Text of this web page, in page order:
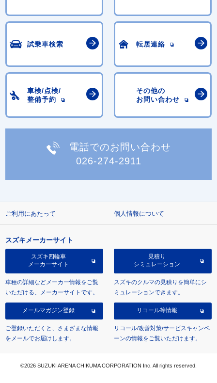
試乗車検索 転居連絡
車検/点検/
整備予約
その他の
お問い合わせ
電話でのお問い合わせ
026-274-2911
ご利用にあたって 個人情報について
スズキメーカーサイト
スズキ四輪車
メーカーサイト
車種の詳細などメーカー情報をご覧
いただける、メーカーサイトです。
見積り
シミュレーション
スズキのクルマの見積りを簡単にシ
ミュレーションできます。
メールマガジン登録
ご登録いただくと、さまざまな情報
をメールでお届けします。
リコール等情報
リコール/改善対策/サービスキャンペ
ーンの情報をご覧いただけます。
©2026 SUZUKI ARENA CHIKUMA CORPORATION Inc. All rights reserved.